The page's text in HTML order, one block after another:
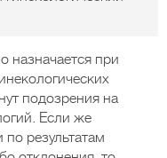
назначается при
подозрения на
Если же
результатам